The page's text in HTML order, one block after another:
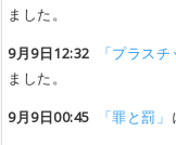
ました。
9月9日12:32
「プラス
ました。
9月9日00:45
「罪と罰」